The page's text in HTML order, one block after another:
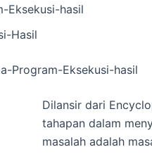
Eksekusi-hasil
Hasil
Program-Eksekusi-hasil
Dilansir dari
tahapan dalam
masalah adalah